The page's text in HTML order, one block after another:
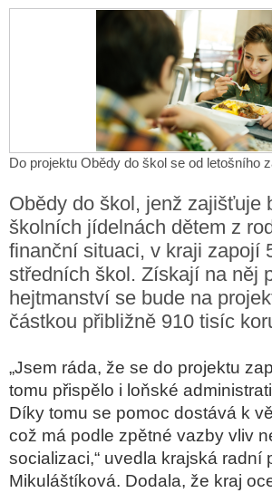
Do projektu Obědy do škol se od letošního
Obědy do škol, jenž zajišťuje
školních jídelnách dětem z
finanční situaci, v kraji zapojí
středních škol. Získají na něj
hejtmanství se bude na
částkou přibližně 910 tisíc
„Jsem ráda, že se do projektu
tomu přispělo i loňské
Díky tomu se pomoc dostává k
což má podle zpětné vazby vliv
socializaci,“ uvedla krajská radní
Mikuláštíková. Dodala, že kraj